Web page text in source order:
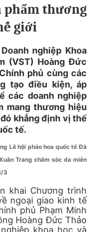
phẩm thương
giới
nghiệp Khoa
(VST) Hoàng Đức
phủ cùng các
tạo điều kiện, áp
các doanh nghiệp
mang thương hiệu
khẳng định vị thế
tế.
Lễ hội pháo hoa quốc tế Đà
Trang chăm sóc da miễn
3
khai Chương trình
ngoại giao kinh tế
phủ Phạm Minh
Hoàng Đức Thảo
khoa học và